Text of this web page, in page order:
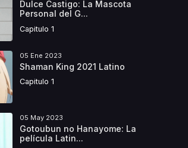
Dulce Castigo: La Mascota
Personal del G...
Capitulo 1
05 Ene 2023
Shaman King 2021 Latino
Capitulo 1
05 May 2023
Gotoubun no Hanayome: La
película Latin...